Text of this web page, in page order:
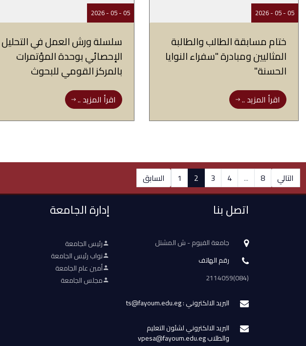
05 - 05 - 2026
ختام مسابقة الطالب والطالبة
المثاليين ومبادرة "سفراء النوايا
الحسنة"
اقرأ المزيد ..
05 - 05 - 2026
سلسلة ورش العمل في التحليل
الإحصائي بوحدة المؤتمرات
بالمركز القومي للبحوث
اقرأ المزيد ..
السابق 1 2 3 4 ... 8 التالي
اتصل بنا
جامعة الفيوم - ش المشتل
رقم الهاتف
(084)2114059
البريد الالكتروني : ts@fayoum.edu.eg
البريد الالكتروني لشئون التعليم
والطلاب vpesa@fayoum.edu.eg
إدارة الجامعة
رئيس الجامعة
نواب رئيس الجامعة
أمين عام الجامعة
مجلس الجامعة